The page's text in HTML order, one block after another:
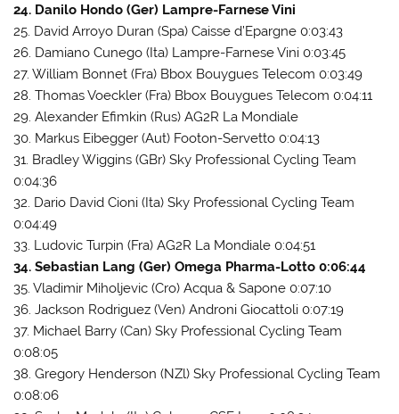
24. Danilo Hondo (Ger) Lampre-Farnese Vini
25. David Arroyo Duran (Spa) Caisse d’Epargne 0:03:43
26. Damiano Cunego (Ita) Lampre-Farnese Vini 0:03:45
27. William Bonnet (Fra) Bbox Bouygues Telecom 0:03:49
28. Thomas Voeckler (Fra) Bbox Bouygues Telecom 0:04:11
29. Alexander Efimkin (Rus) AG2R La Mondiale
30. Markus Eibegger (Aut) Footon-Servetto 0:04:13
31. Bradley Wiggins (GBr) Sky Professional Cycling Team
0:04:36
32. Dario David Cioni (Ita) Sky Professional Cycling Team
0:04:49
33. Ludovic Turpin (Fra) AG2R La Mondiale 0:04:51
34. Sebastian Lang (Ger) Omega Pharma-Lotto 0:06:44
35. Vladimir Miholjevic (Cro) Acqua & Sapone 0:07:10
36. Jackson Rodriguez (Ven) Androni Giocattoli 0:07:19
37. Michael Barry (Can) Sky Professional Cycling Team
0:08:05
38. Gregory Henderson (NZl) Sky Professional Cycling Team
0:08:06